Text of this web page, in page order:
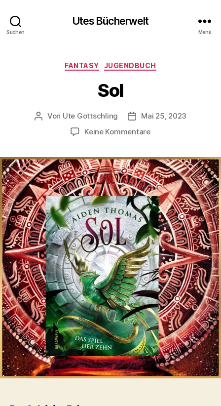
Suchen
Utes Bücherwelt
Menü
Kategorien
FANTASY JUGENDBUCH
Sol
Beitragsautor
Von Ute Gottschling Veröffentlichungsdatum
Mai 25, 2023
Keine Kommentarezu